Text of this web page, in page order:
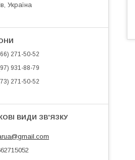
Україна
271-50-52
931-88-79
271-50-52